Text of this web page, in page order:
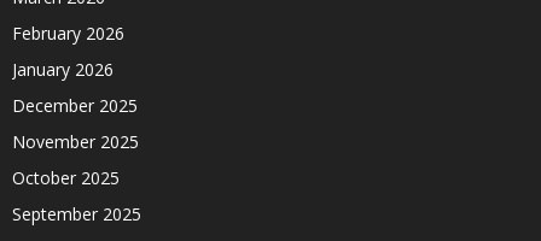
February 2026
January 2026
December 2025
November 2025
October 2025
September 2025